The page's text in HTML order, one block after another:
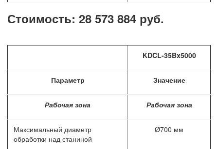
Стоимость: 28 573 884 руб.
KDCL-35Bx5000
Параметр Значение
Рабочая зона Рабочая зона
Максимальный диаметр
обработки над станиной
Ø700 мм